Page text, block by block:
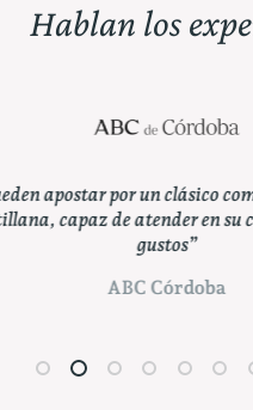
Hablan los
un establecimiento con tal
otra cosa que la máxima
la Denominación de Origen
ABC Córdoba